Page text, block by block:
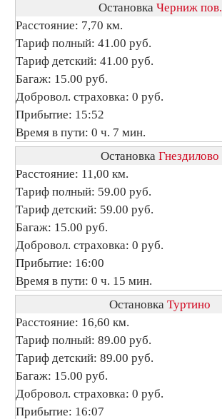
Остановка Черниж пов.
Расстояние: 7,70 км.
Тариф полный: 41.00 руб.
Тариф детский: 41.00 руб.
Багаж: 15.00 руб.
Добровол. страховка: 0 руб.
Прибытие: 15:52
Время в пути: 0 ч. 7 мин.
Остановка Гнездилово
Расстояние: 11,00 км.
Тариф полный: 59.00 руб.
Тариф детский: 59.00 руб.
Багаж: 15.00 руб.
Добровол. страховка: 0 руб.
Прибытие: 16:00
Время в пути: 0 ч. 15 мин.
Остановка Туртино
Расстояние: 16,60 км.
Тариф полный: 89.00 руб.
Тариф детский: 89.00 руб.
Багаж: 15.00 руб.
Добровол. страховка: 0 руб.
Прибытие: 16:07